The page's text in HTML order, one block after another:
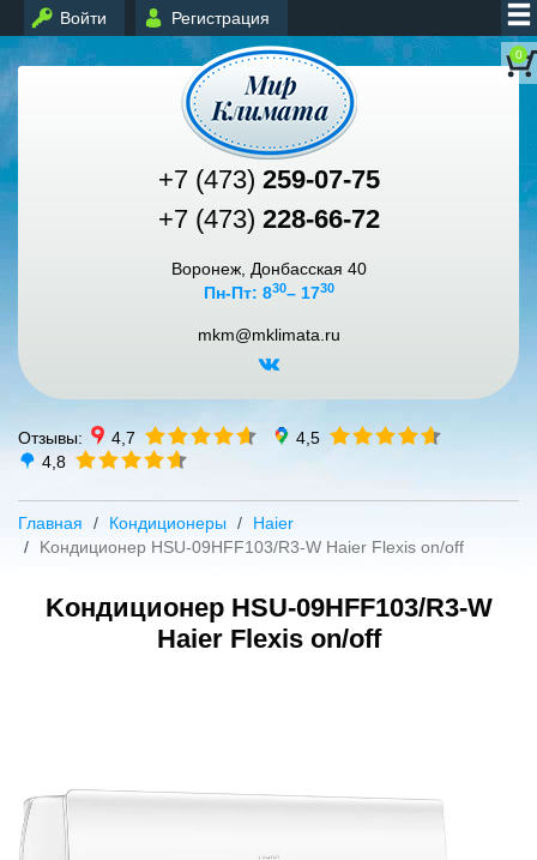
Войти Регистрация
0
+7 (473) 259-07-75
+7 (473) 228-66-72
Воронеж, Донбасская 40
Пн-Пт: 830– 1730
mkm@mklimata.ru
Отзывы: 4,7
4,5
4,8
Главная Кондиционеры
Haier
Kондиционер HSU-09HFF103/R3-W Haier Flexis on/off
Kондиционер HSU-09HFF103/R3-W
Haier Flexis on/off